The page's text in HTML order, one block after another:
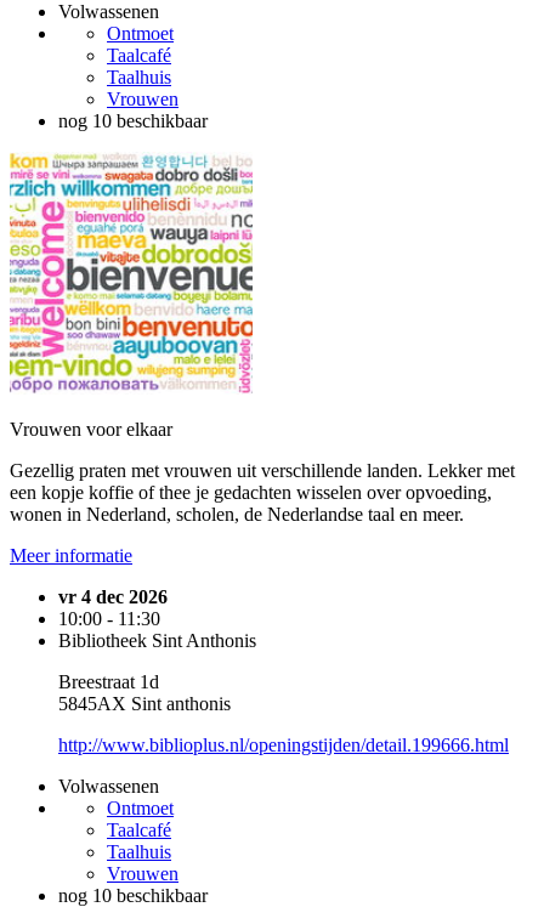
Volwassenen
Ontmoet
Taalcafé
Taalhuis
Vrouwen
nog 10 beschikbaar
Vrouwen voor elkaar
Gezellig praten met vrouwen uit verschillende landen. Lekker met
een kopje koffie of thee je gedachten wisselen over opvoeding,
wonen in Nederland, scholen, de Nederlandse taal en meer.
Meer informatie
vr 4 dec 2026
10:00 - 11:30
Bibliotheek Sint Anthonis
Breestraat 1d
5845AX Sint anthonis
http://www.biblioplus.nl/openingstijden/detail.199666.html
Volwassenen
Ontmoet
Taalcafé
Taalhuis
Vrouwen
nog 10 beschikbaar